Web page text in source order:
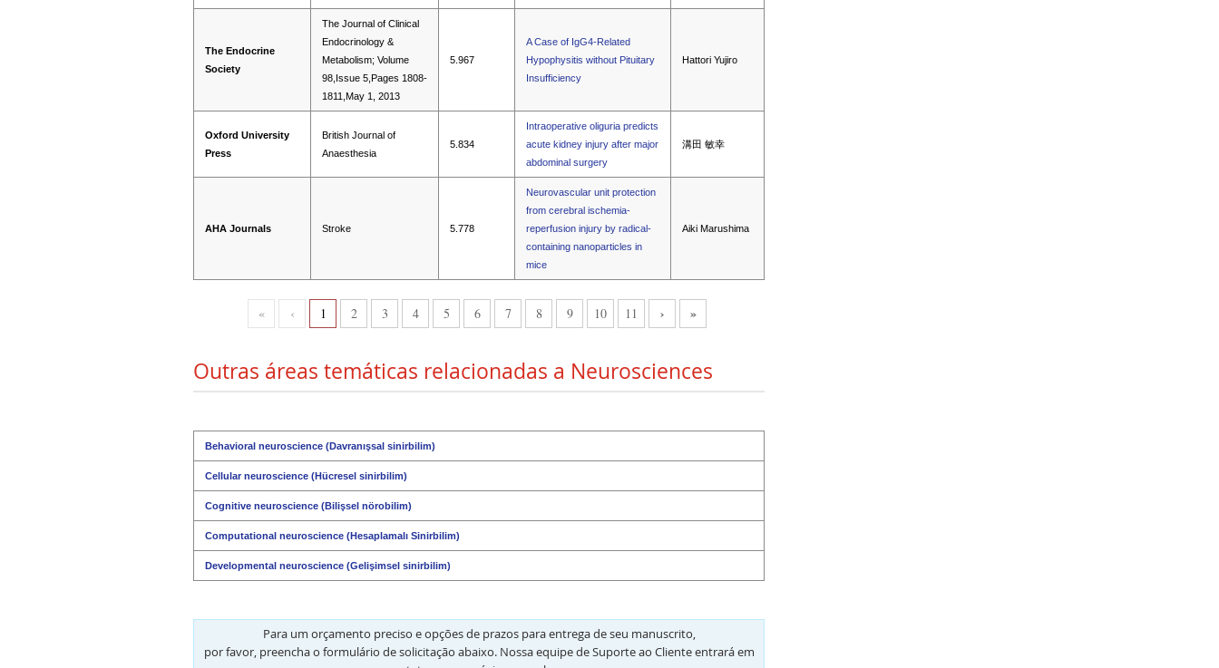
The Endocrine
Society
The Journal of Clinical
Endocrinology &
Metabolism; Volume
98,Issue 5,Pages 1808-
1811,May 1, 2013
5.967
A Case of IgG4-Related
Hypophysitis without Pituitary
Insufficiency
Hattori Yujiro
Oxford University
Press
British Journal of
Anaesthesia
5.834
Intraoperative oliguria predicts
acute kidney injury after major
abdominal surgery
溝田 敏幸
AHA Journals Stroke 5.778
Neurovascular unit protection
from cerebral ischemia-
reperfusion injury by radical-
containing nanoparticles in
mice
Aiki Marushima
« ‹ 1 2 3 4 5 6 7 8 9 10 11 › »
Outras áreas temáticas relacionadas a Neurosciences
Behavioral neuroscience (Davranışsal sinirbilim)
Cellular neuroscience (Hücresel sinirbilim)
Cognitive neuroscience (Bilişsel nörobilim)
Computational neuroscience (Hesaplamalı Sinirbilim)
Developmental neuroscience (Gelişimsel sinirbilim)
Para um orçamento preciso e opções de prazos para entrega de seu manuscrito,
por favor, preencha o formulário de solicitação abaixo. Nossa equipe de Suporte ao Cliente entrará em